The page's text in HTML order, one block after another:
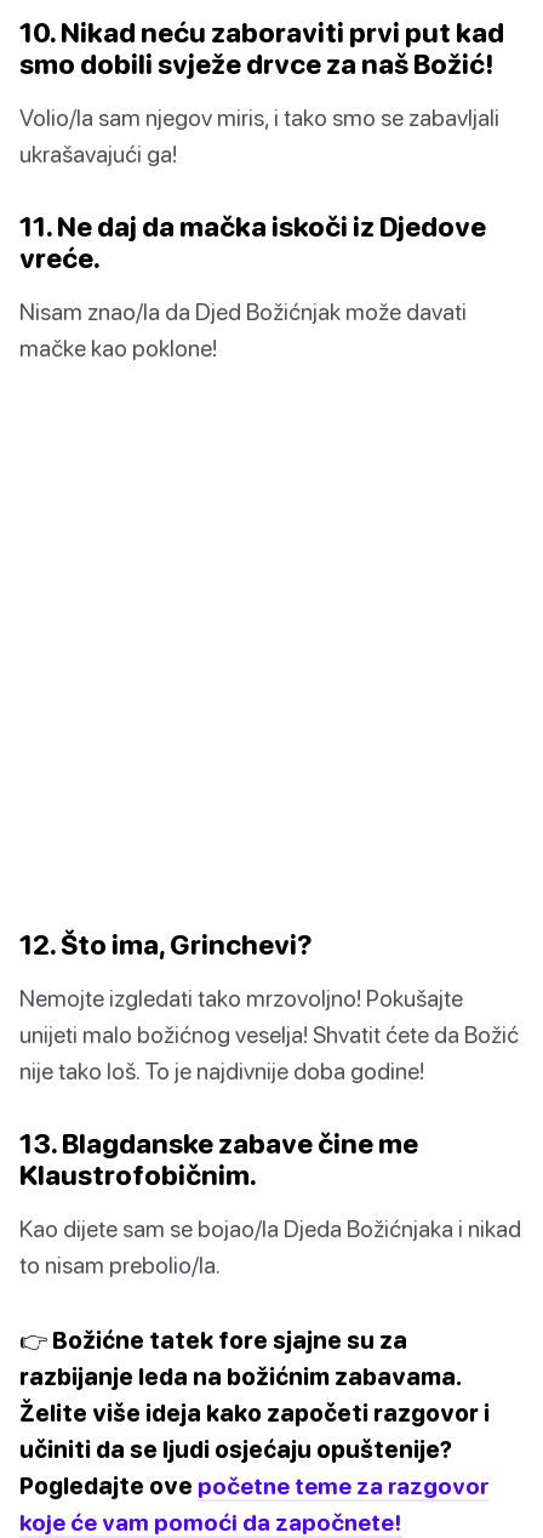
10. Nikad neću zaboraviti prvi put kad
smo dobili svježe drvce za naš Božić!
Volio/la sam njegov miris, i tako smo se zabavljali
ukrašavajući ga!
11. Ne daj da mačka iskoči iz Djedove
vreće.
Nisam znao/la da Djed Božićnjak može davati
mačke kao poklone!
12. Što ima, Grinchevi?
Nemojte izgledati tako mrzovoljno! Pokušajte
unijeti malo božićnog veselja! Shvatit ćete da Božić
nije tako loš. To je najdivnije doba godine!
13. Blagdanske zabave čine me
Klaustrofobičnim.
Kao dijete sam se bojao/la Djeda Božićnjaka i nikad
to nisam prebolio/la.
👉 Božićne tatek fore sjajne su za
razbijanje leda na božićnim zabavama.
Želite više ideja kako započeti razgovor i
učiniti da se ljudi osjećaju opuštenije?
Pogledajte ove početne teme za razgovor
koje će vam pomoći da započnete!